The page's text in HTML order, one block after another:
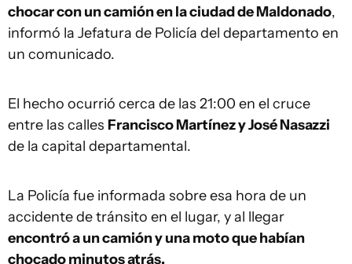
chocar con un camión en la ciudad de Maldonado,
informó la Jefatura de Policía del departamento en
un comunicado.
El hecho ocurrió cerca de las 21:00 en el cruce
entre las calles Francisco Martínez y José Nasazzi
de la capital departamental.
La Policía fue informada sobre esa hora de un
accidente de tránsito en el lugar, y al llegar
encontró a un camión y una moto que habían
chocado minutos atrás.